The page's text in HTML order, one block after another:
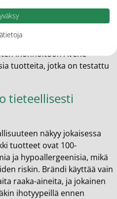
kehitetty erityisesti
iholle. A-Oxitive-sarja
antioksidanttien avulla,
kaikkein herkimmälle ja
ihonhoitoon Avène
tuotteita, jotka on testattu
tieteellisesti
näkyy jokaisessa
tuotteet ovat 100-
ja hypoallergeenisia, mikä
riskin. Brändi käyttää vain
raaka-aineita, ja jokainen
ihotyypeillä ennen